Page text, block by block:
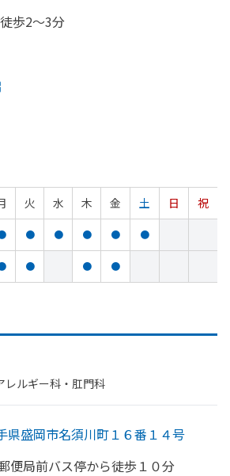
徒歩2～3分
火 水 木 金 土 日
祝
● ● ● ● ●
● ● ●
レルギー科・​肛門科
県盛岡市名須川町１６番１４号
便局前バス停から徒歩１０分